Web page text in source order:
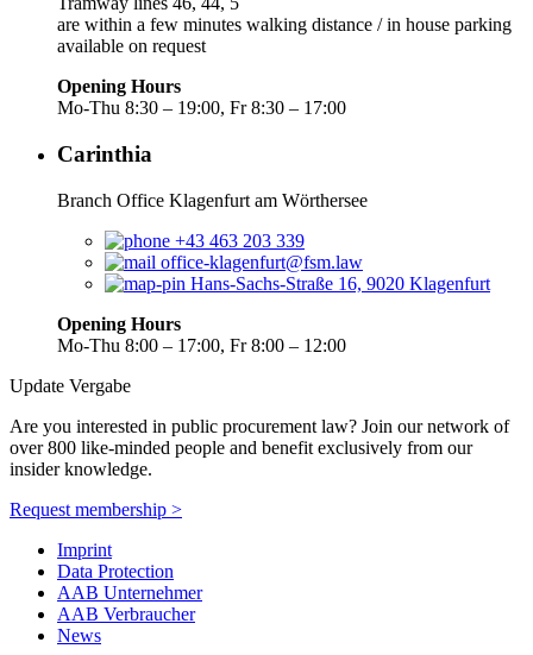
are within a few minutes walking distance / in house parking
available on request
Opening Hours
Mo-Thu 8:30 – 19:00, Fr 8:30 – 17:00
Carinthia
Branch Office Klagenfurt am Wörthersee
+43 463 203 339
office-klagenfurt@fsm.law
Hans-Sachs-Straße 16, 9020 Klagenfurt
Opening Hours
Mo-Thu 8:00 – 17:00, Fr 8:00 – 12:00
Update Vergabe
Are you interested in public procurement law? Join our network of
over 800 like-minded people and benefit exclusively from our
insider knowledge.
Request membership >
Imprint
Data Protection
AAB Unternehmer
AAB Verbraucher
News